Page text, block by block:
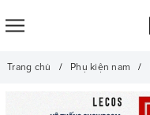
Trang chủ Phụ kiện nam